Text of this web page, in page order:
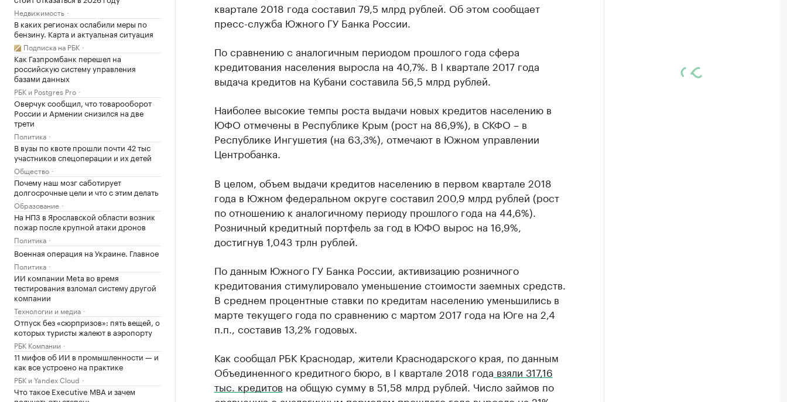
Недвижимость
В каких регионах ослабили меры по
бензину. Карта и актуальная ситуация
Подписка на РБК
Как Газпромбанк перешел на
российскую систему управления
базами данных
РБК и Postgres Pro
Оверчук сообщил, что товарооборот
России и Армении снизился на две
трети
Политика
В вузы по квоте прошли почти 42 тыс
участников спецоперации и их детей
Общество
Почему наш мозг саботирует
долгосрочные цели и что с этим делать
Образование
На НПЗ в Ярославской области возник
пожар после крупной атаки дронов
Политика
Военная операция на Украине. Главное
Политика
ИИ компании Meta во время
тестирования взломал систему другой
компании
Технологии и медиа
Отпуск без «сюрпризов»: пять вещей, о
которых туристы жалеют в аэропорту
РБК Компании
11 мифов об ИИ в промышленности — и
как все устроено на практике
РБК и Yandex Cloud
Что такое Executive MBA и зачем
квартале 2018 года составил 79,5 млрд рублей. Об этом сообщает
пресс-служба Южного ГУ Банка России.
По сравнению с аналогичным периодом прошлого года сфера
кредитования населения выросла на 40,7%. В I квартале 2017 года
выдача кредитов на Кубани составила 56,5 млрд рублей.
Наиболее высокие темпы роста выдачи новых кредитов населению в
ЮФО отмечены в Республике Крым (рост на 86,9%), в СКФО – в
Республике Ингушетия (на 63,3%), отмечают в Южном управлении
Центробанка.
В целом, объем выдачи кредитов населению в первом квартале 2018
года в Южном федеральном округе составил 200,9 млрд рублей (рост
по отношению к аналогичному периоду прошлого года на 44,6%).
Розничный кредитный портфель за год в ЮФО вырос на 16,9%,
достигнув 1,043 трлн рублей.
По данным Южного ГУ Банка России, активизацию розничного
кредитования стимулировало уменьшение стоимости заемных средств.
В среднем процентные ставки по кредитам населению уменьшились в
марте текущего года по сравнению с мартом 2017 года на Юге на 2,4
п.п., составив 13,2% годовых.
Как сообщал РБК Краснодар, жители Краснодарского края, по данным
Объединенного кредитного бюро, в I квартале 2018 года взяли 317,16
тыс. кредитов на общую сумму в 51,58 млрд рублей. Число займов по